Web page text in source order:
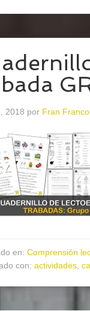
2018 por Fran Franco
en: Comprensión
con: actividades